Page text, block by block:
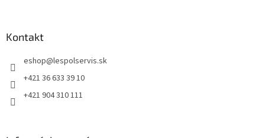
Kontakt
eshop@lespolservis.sk
+421 36 633 39 10
+421 904 310 111